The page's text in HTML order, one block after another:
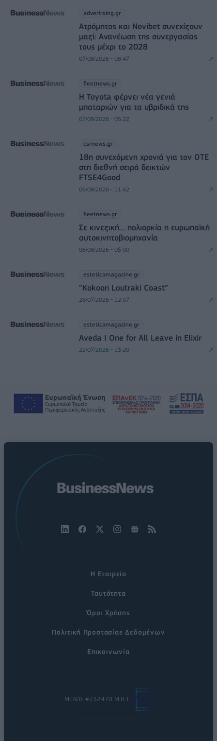
advertising.gr
Ατρόμητος και Novibet συνεχίζουν
μαζί: Ανανέωση της συνεργασίας
τους μέχρι το 2028
07/08/2026 - 08:47
fleetnews.gr
Η Toyota φέρνει νέα γενιά
μπαταριών για τα υβριδικά της
07/08/2026 - 05:22
csrnews.gr
18η συνεχόμενη χρονιά για τον ΟΤΕ
στη διεθνή σειρά δεικτών
FTSE4Good
06/08/2026 - 11:42
fleetnews.gr
Σε κινεζική… πολιορκία η ευρωπαϊκή
αυτοκινητοβιομηχανία
06/08/2026 - 05:00
esteticamagazine.gr
“Kokoon Loutraki Coast”
28/07/2026 - 12:07
esteticamagazine.gr
Aveda I One for All Leave in Elixir
22/07/2026 - 13:20
Η Εταιρεία
Ταυτότητα
Όροι Χρήσης
Πολιτική Προστασίας Δεδομένων
Επικοινωνία
ΜΕΛΟΣ #232470 Μ.Η.Τ.